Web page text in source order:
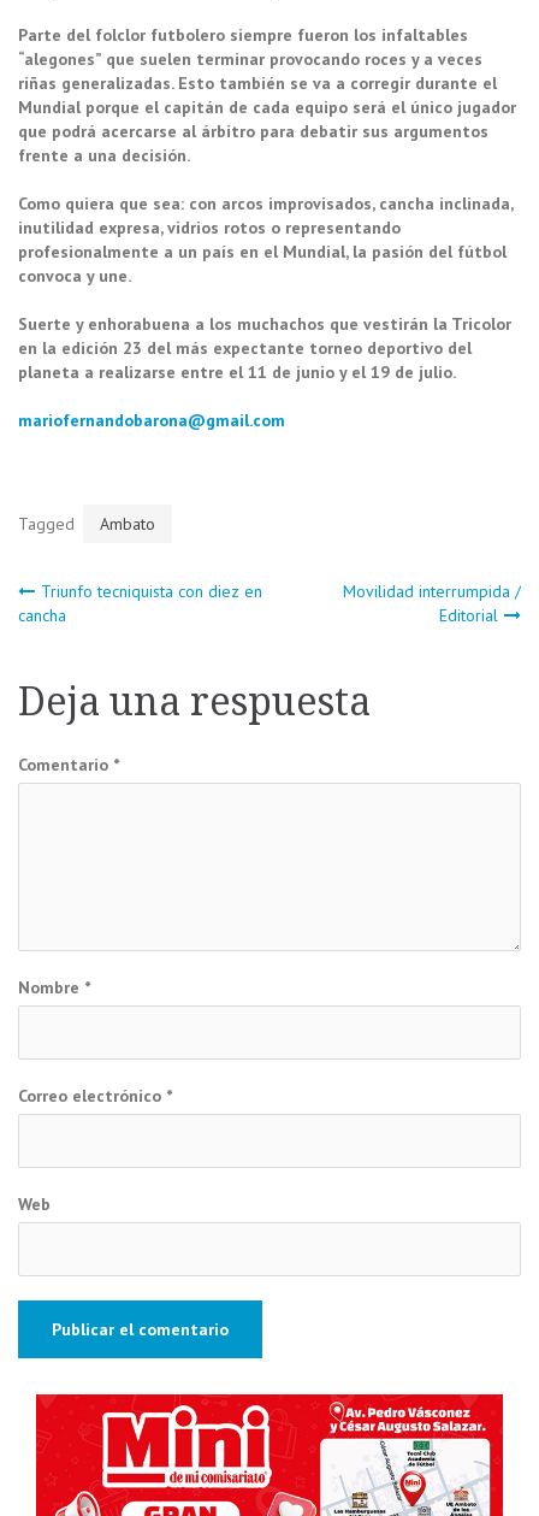
Parte del folclor futbolero siempre fueron los infaltables
“alegones” que suelen terminar provocando roces y a veces
riñas generalizadas. Esto también se va a corregir durante el
Mundial porque el capitán de cada equipo será el único jugador
que podrá acercarse al árbitro para debatir sus argumentos
frente a una decisión.
Como quiera que sea: con arcos improvisados, cancha inclinada,
inutilidad expresa, vidrios rotos o representando
profesionalmente a un país en el Mundial, la pasión del fútbol
convoca y une.
Suerte y enhorabuena a los muchachos que vestirán la Tricolor
en la edición 23 del más expectante torneo deportivo del
planeta a realizarse entre el 11 de junio y el 19 de julio.
mariofernandobarona@gmail.com
Tagged Ambato
Navegación
entradas
Triunfo tecniquista con diez en
cancha
Movilidad interrumpida /
Editorial
Deja una respuesta
Comentario *
Nombre *
Correo electrónico *
Web